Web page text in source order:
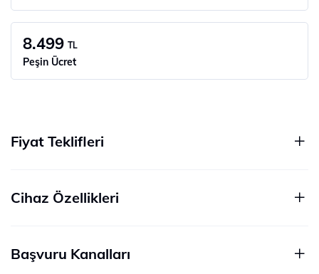
8.499 TL
Peşin Ücret
Fiyat Teklifleri
Cihaz Özellikleri
Başvuru Kanalları